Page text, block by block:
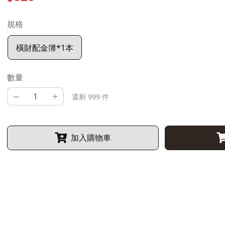
規格
橫財配金簿*1本
數量
– + 還剩 999 件
加入購物車